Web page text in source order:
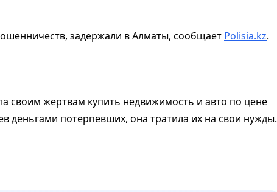
задержали в Алматы, сообщает Polisia.kz.
своим жертвам купить недвижимость и авто по цене
деньгами потерпевших, она тратила их на свои нужды.